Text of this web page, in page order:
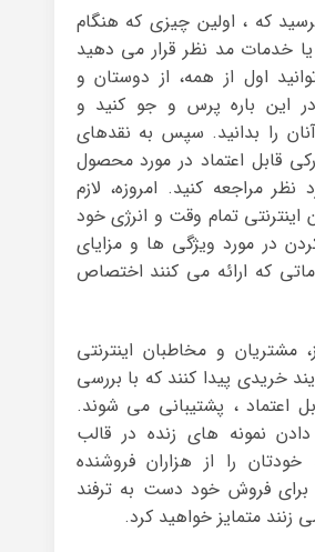
که ، اولین چیزی که هنگام
خدمات مد نظر قرار می دهید
اول از همه، از دوستان و
این باره پرس و جو کنید و
را بدانید. سپس به نقدهای
قابل اعتماد در مورد محصول
مراجعه کنید. امروزه، لازم
اینترنتی تمام وقت و انرژی خود
در مورد ویژگی ها و مزایای
که ارائه می کنند اختصاص
مشتریان و مخاطبان اینترنتی
خریدی پیدا کنند که با بررسی
اعتماد ، پشتیبانی می شوند.
نمونه های زنده در قالب
را از هزاران فروشنده
فروش خود دست به ترفند
متمایز خواهید کرد.